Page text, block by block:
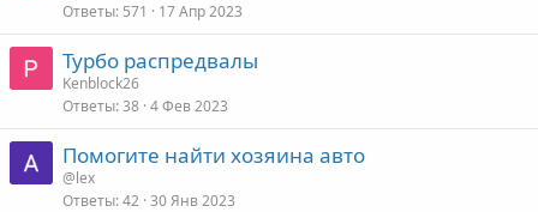
Ответы 571 17 Апр 2023
Турбо распредвалы
Kenblock26
Ответы 38 4 Фев 2023
Помогите найти хозяина авто
@lex
Ответы 42 30 Янв 2023